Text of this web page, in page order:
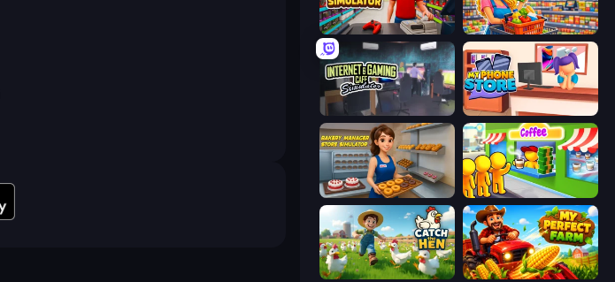
Tech Mart Simulator Supermarket Simulator: Dream Store
My Phone Store
Bakery Manager: Store Simulator Coffee Idle
Catch the Hen My Perfect Farm